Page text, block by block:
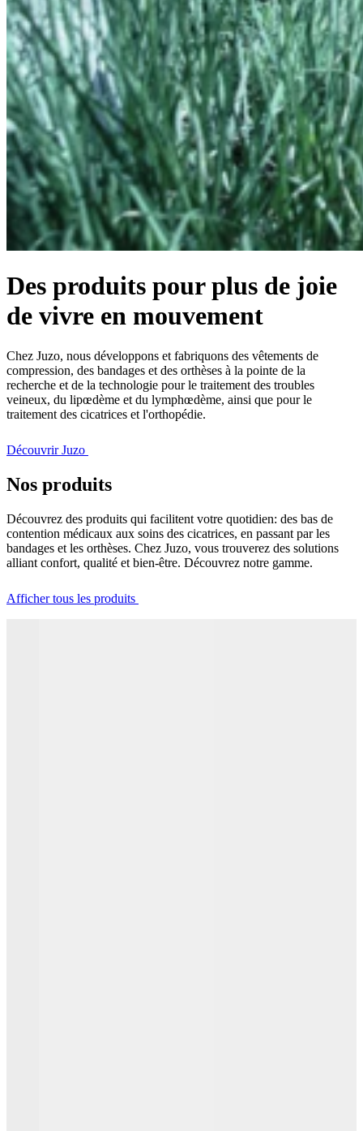
Des produits pour plus de joie
de vivre en mouvement
Chez Juzo, nous développons et fabriquons des vêtements de
compression, des bandages et des orthèses à la pointe de la
recherche et de la technologie pour le traitement des troubles
veineux, du lipœdème et du lymphœdème, ainsi que pour le
traitement des cicatrices et l'orthopédie.
Découvrir Juzo
Nos produits
Découvrez des produits qui facilitent votre quotidien: des bas de
contention médicaux aux soins des cicatrices, en passant par les
bandages et les orthèses. Chez Juzo, vous trouverez des solutions
alliant confort, qualité et bien-être. Découvrez notre gamme.
Afficher tous les produits